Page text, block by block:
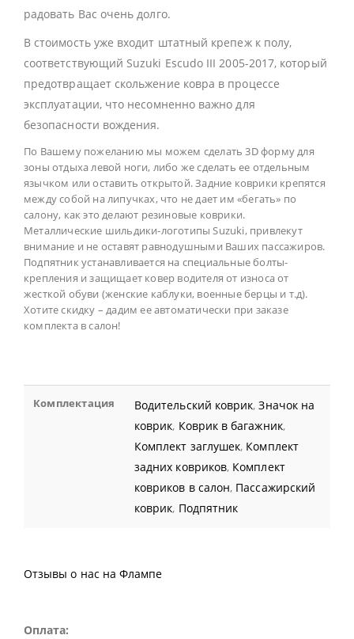
радовать Вас очень долго.
В стоимость уже входит штатный крепеж к полу,
соответствующий Suzuki Escudo III 2005-2017, который
предотвращает скольжение ковра в процессе
эксплуатации, что несомненно важно для
безопасности вождения.
По Вашему пожеланию мы можем сделать 3D форму для
зоны отдыха левой ноги, либо же сделать ее отдельным
язычком или оставить открытой. Задние коврики крепятся
между собой на липучках, что не дает им «бегать» по
салону, как это делают резиновые коврики.
Металлические шильдики-логотипы Suzuki, привлекут
внимание и не оставят равнодушными Ваших пассажиров.
Подпятник устанавливается на специальные болты-
крепления и защищает ковер водителя от износа от
жесткой обуви (женские каблуки, военные берцы и т.д).
Хотите скидку – дадим ее автоматически при заказе
комплекта в салон!
Комплектация Водительский коврик,Значок на
коврик, Коврик в багажник,
Комплект заглушек, Комплект
задних ковриков, Комплект
ковриков в салон, Пассажирский
коврик, Подпятник
Отзывы о нас на Флампе
Оплата: